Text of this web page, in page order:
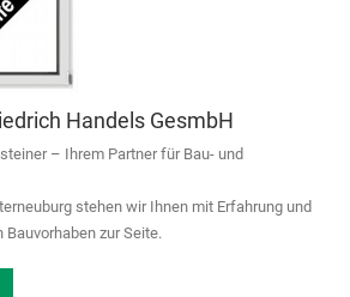
Handels GesmbH
– Ihrem Partner für Bau- und
stehen wir Ihnen mit Erfahrung und
zur Seite.